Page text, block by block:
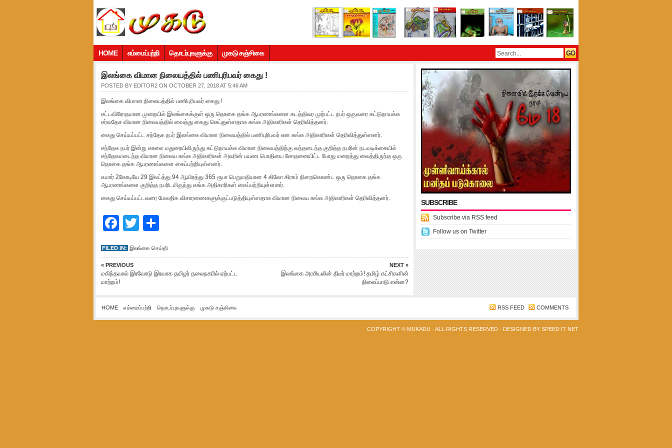
HOME எம்மைப்பற்றி தொடர்புகளுக்கு முகடு சஞ்சிகை
இலங்கை விமான நிலையத்தில் பணிபுரிபவர் கைது !
POSTED BY EDITOR2 ON OCTOBER 27, 2018 AT 5:46 AM
இலங்கை விமான நிலையத்தில் பணிபுரிபவர் கைது !
சட்டவிரோதமான முறையில் இலங்கைக்குள் ஒரு தொகை தங்க ஆபரணங்களை கடத்திவர முற்பட்ட நபர் ஒருவரை கட்டுநாயக்க
சர்வதேச விமான நிலையத்தில் வைத்து கைது செய்துள்ளதாக சுங்க அதிகாரிகள் தெரிவித்தனர்.
கைது செய்யப்பட்ட சந்தேக நபர் இலங்கை விமான நிலையத்தில் பணிபுரிபவர் என சுங்க அதிகாரிகள் தெரிவித்துள்ளனர்.
சந்தேக நபர் இன்று காலை மதுரையிலிருந்து கட்டுநாயக்க விமான நிலையத்திற்கு வந்தடைந்த குறித்த நபரின் நடவடிக்கையில்
சந்தேகமடைந்த விமான நிலைய சுங்க அதிகாரிகள் அவரின் பயண பொதியை சோதனையிட்ட போது மறைத்து வைத்திருந்த ஒரு
தொகை தங்க ஆபரணங்களை கைப்பற்றியுள்ளனர்.
சுமார் 2கோடியே 29 இலட்த்து 94 ஆயிரத்து 365 ரூபா பெறுமதியான 4 கிலோ கிராம் நிறைகொண்ட ஒரு தொகை தங்க
ஆபரணங்களை குறித்த நபரிடமிருந்து சுங்க அதிகாரிகள் கைப்பற்றியுள்ளனர்.
கைது செய்யப்பட்டவரை மேலதிக விசாரணைகளுக்குட்படுத்தியுள்ளதாக விமான நிலைய சுங்க அதிகாரிகள் தெரிவித்தனர்.
Facebook
Twitter
FILED IN: இலங்கை செய்தி
« PREVIOUS
மகிந்தவால் இரவோடு இரவாக தமிழர் தலைநகரில் ஏற்பட்ட
மாற்றம்!
NEXT »
இலங்கை அரசியலின் திடீர் மாற்றம்! தமிழ் கட்சிகளின்
நிலைப்பாடு என்ன?
SUBSCRIBE
Subscribe via RSS feed
Follow us on Twitter
HOME எம்மைப்பற்றி தொடர்புகளுக்கு முகடு சஞ்சிகை RSS FEED COMMENTS
COPYRIGHT © MUKADU · ALL RIGHTS RESERVED · DESIGNED BY SPEED IT NET